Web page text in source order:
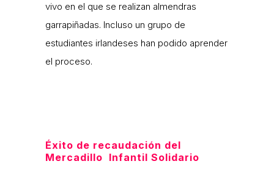
vivo en el que se realizan almendras
garrapiñadas. Incluso un grupo de
estudiantes irlandeses han podido aprender
el proceso.
Éxito de recaudación del
Mercadillo Infantil Solidario